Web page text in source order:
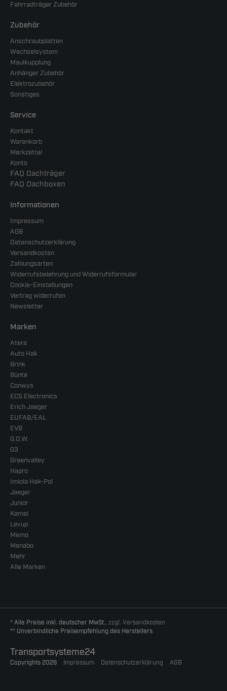
Fahrradträger Zubehör
Zubehör
Anschraubplatten
Wechselsystem
Maulkupplung
Anhänger Zubehör
Elektrozubehör
Sonstiges
Service
Kontakt
Warenkorb
Merkzettel
Konto
FAQ Dachträger
FAQ Dachboxen
Informationen
Impressum
AGB
Datenschutzerklärung
Versandkosten
Zahlungsarten
Widerrufsbelehrung und Widerrufsformular
Cookie-Einstellungen
Vertrag widerrufen
Newsletter
Marken
Atera
Auto Hak
Brink
Bünte
Conwys
ECS Electronics
Erich Jaeger
EUFAB/EAL
EVB
G.D.W.
G3
Greenvalley
Hapro
Imiola Hak-Pol
Jaeger
Junior
Kamei
Levup
Memo
Menabo
Mehr
Alle Marken
* Alle Preise inkl. deutscher MwSt., zzgl. Versandkosten
** Unverbindliche Preisempfehlung des Herstellers
Transportsysteme24
Copyrights 2026 Impressum Datenschutzerklärung AGB